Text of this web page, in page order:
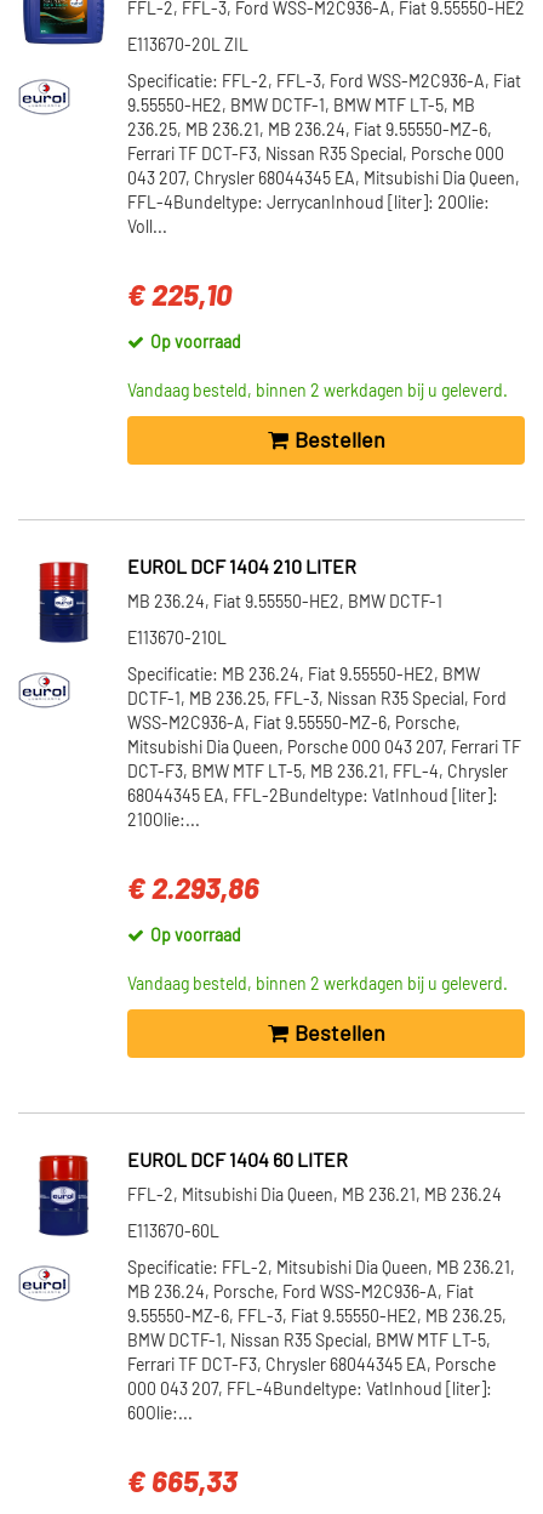
FFL-2, FFL-3, Ford WSS-M2C936-A, Fiat 9.55550-HE2
E113670-20L ZIL
Specificatie: FFL-2, FFL-3, Ford WSS-M2C936-A, Fiat
9.55550-HE2, BMW DCTF-1, BMW MTF LT-5, MB
236.25, MB 236.21, MB 236.24, Fiat 9.55550-MZ-6,
Ferrari TF DCT-F3, Nissan R35 Special, Porsche 000
043 207, Chrysler 68044345 EA, Mitsubishi Dia Queen,
FFL-4Bundeltype: JerrycanInhoud [liter]: 20Olie:
Voll...
€ 225,10
Op voorraad
Vandaag besteld, binnen 2 werkdagen bij u geleverd.
Bestellen
EUROL DCF 1404 210 LITER
MB 236.24, Fiat 9.55550-HE2, BMW DCTF-1
E113670-210L
Specificatie: MB 236.24, Fiat 9.55550-HE2, BMW
DCTF-1, MB 236.25, FFL-3, Nissan R35 Special, Ford
WSS-M2C936-A, Fiat 9.55550-MZ-6, Porsche,
Mitsubishi Dia Queen, Porsche 000 043 207, Ferrari TF
DCT-F3, BMW MTF LT-5, MB 236.21, FFL-4, Chrysler
68044345 EA, FFL-2Bundeltype: VatInhoud [liter]:
210Olie:...
€ 2.293,86
Op voorraad
Vandaag besteld, binnen 2 werkdagen bij u geleverd.
Bestellen
EUROL DCF 1404 60 LITER
FFL-2, Mitsubishi Dia Queen, MB 236.21, MB 236.24
E113670-60L
Specificatie: FFL-2, Mitsubishi Dia Queen, MB 236.21,
MB 236.24, Porsche, Ford WSS-M2C936-A, Fiat
9.55550-MZ-6, FFL-3, Fiat 9.55550-HE2, MB 236.25,
BMW DCTF-1, Nissan R35 Special, BMW MTF LT-5,
Ferrari TF DCT-F3, Chrysler 68044345 EA, Porsche
000 043 207, FFL-4Bundeltype: VatInhoud [liter]:
60Olie:...
€ 665,33